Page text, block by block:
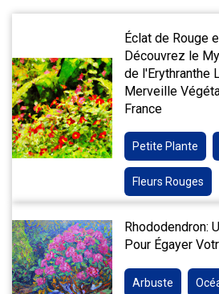
Éclat de Rouge
Découvrez le
de l'Erythranthe
Merveille
France
Petite Plante
Fleurs Rouges
Rhododendron:
Pour Égayer
Arbuste